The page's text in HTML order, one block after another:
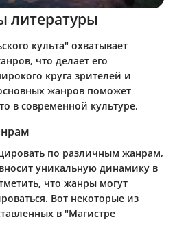
литературы
культа" охватывает
что делает его
круга зрителей и
жанров поможет
в современной культуре.
по различным жанрам,
уникальную динамику в
что жанры могут
Вот некоторые из
в "Магистре